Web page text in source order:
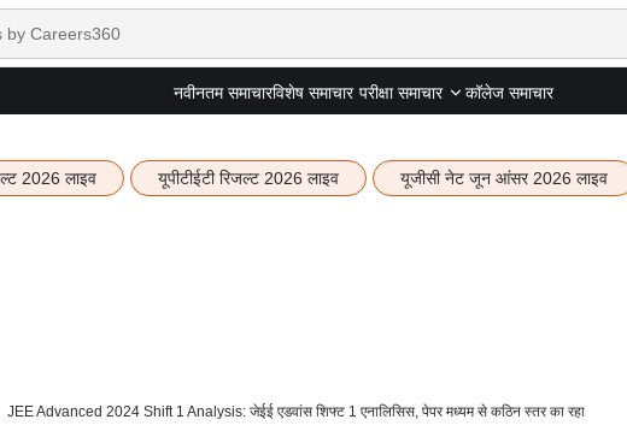
नवीनतम समाचारविशेष समाचार परीक्षा समाचार कॉलेज समाचार
2026 लाइव यूपीटीईटी रिजल्ट 2026 लाइव यूजीसी नेट जून आंसर 2026 लाइव
JEE Advanced 2024 Shift 1 Analysis: जेईई एडवांस शिफ्ट 1 एनालिसिस, पेपर मध्यम से कठिन स्तर का रहा